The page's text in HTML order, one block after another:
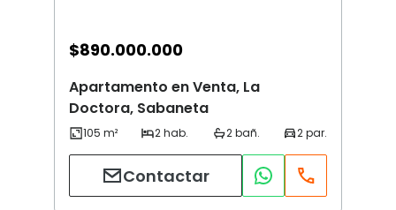
$890.000.000
Apartamento en Venta, La
Doctora, Sabaneta
Contactar